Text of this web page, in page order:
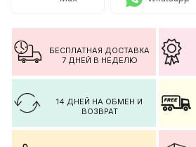
БЕСПЛАТНАЯ ДОСТАВКА
7 ДНЕЙ В НЕДЕЛЮ
14 ДНЕЙ НА ОБМЕН И
ВОЗВРАТ